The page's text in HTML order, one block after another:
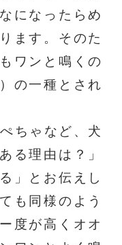
になったらめ
ます。そのた
ワンと鳴くの
の一種とされ
ちゃなど、犬
る理由は？」
」とお伝えし
も同様のよう
度が高くオオ